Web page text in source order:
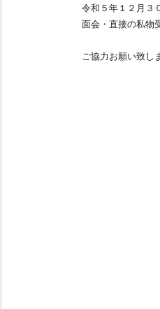
令和５年１２月３０
面会・直接の私物受
ご協力お願い致しま